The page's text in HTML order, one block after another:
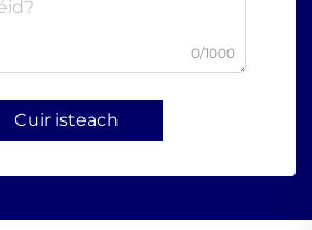
0/1000
Cuir isteach